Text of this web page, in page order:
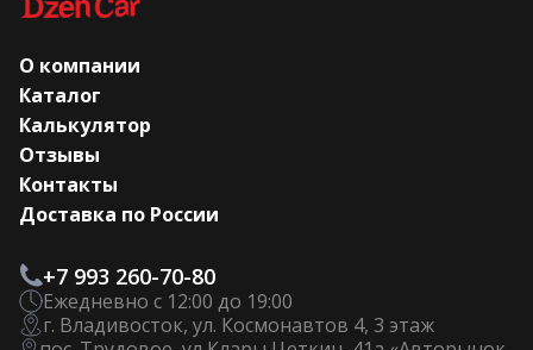
О компании
Каталог
Калькулятор
Отзывы
Контакты
Доставка по России
+7 993 260-70-80
Ежедневно с 12:00 до 19:00
г. Владивосток, ул. Космонавтов 4, 3 этаж